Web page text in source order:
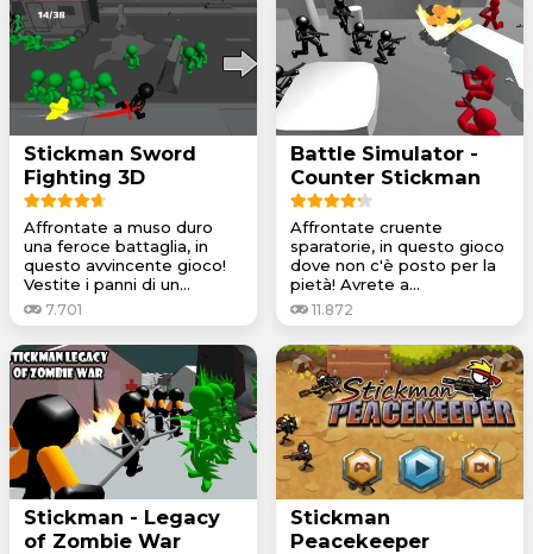
Stickman Sword
Fighting 3D
Affrontate a muso duro
una feroce battaglia, in
questo avvincente gioco!
Vestite i panni di un...
7.701
Battle Simulator -
Counter Stickman
Affrontate cruente
sparatorie, in questo gioco
dove non c'è posto per la
pietà! Avrete a...
11.872
Stickman - Legacy
of Zombie War
Stickman
Peacekeeper